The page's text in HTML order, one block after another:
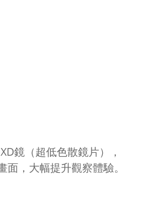
XD鏡（超低色散鏡片），
，大幅提升觀察體驗。